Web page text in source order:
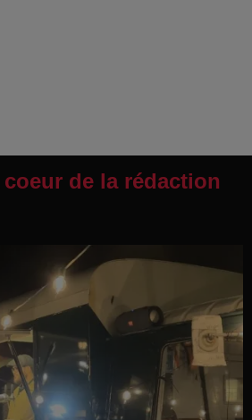
de la rédaction